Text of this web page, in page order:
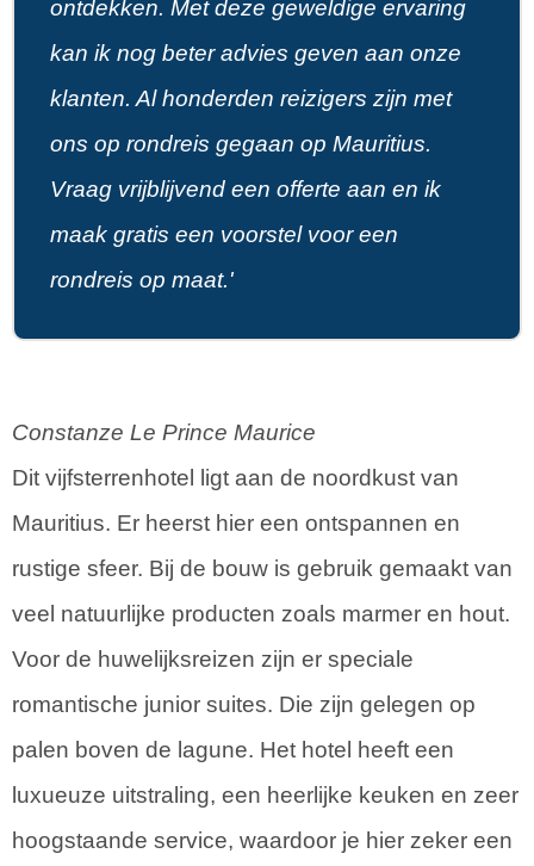
ontdekken. Met deze geweldige ervaring
kan ik nog beter advies geven aan onze
klanten. Al honderden reizigers zijn met
ons op rondreis gegaan op Mauritius.
Vraag vrijblijvend een offerte aan en ik
maak gratis een voorstel voor een
rondreis op maat.'
Constanze Le Prince Maurice
Dit vijfsterrenhotel ligt aan de noordkust van
Mauritius. Er heerst hier een ontspannen en
rustige sfeer. Bij de bouw is gebruik gemaakt van
veel natuurlijke producten zoals marmer en hout.
Voor de huwelijksreizen zijn er speciale
romantische junior suites. Die zijn gelegen op
palen boven de lagune. Het hotel heeft een
luxueuze uitstraling, een heerlijke keuken en zeer
hoogstaande service, waardoor je hier zeker een